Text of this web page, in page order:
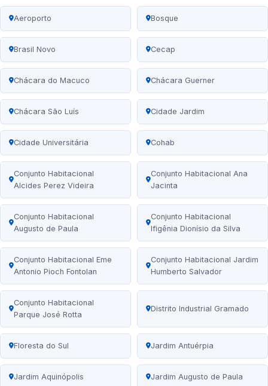
Aeroporto Bosque
Brasil Novo Cecap
Chácara do Macuco Chácara Guerner
Chácara São Luís Cidade Jardim
Cidade Universitária Cohab
Conjunto Habitacional
Alcides Perez Videira
Conjunto Habitacional Ana
Jacinta
Conjunto Habitacional
Augusto de Paula
Conjunto Habitacional
Ifigênia Dionísio da Silva
Conjunto Habitacional Eme
Antonio Pioch Fontolan
Conjunto Habitacional Jardim
Humberto Salvador
Conjunto Habitacional
Parque José Rotta
Distrito Industrial Gramado
Floresta do Sul Jardim Antuérpia
Jardim Aquinópolis Jardim Augusto de Paula